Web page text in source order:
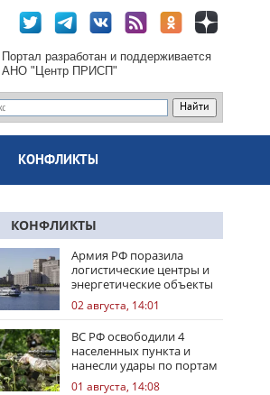
Портал разработан и поддерживается
АНО "Центр ПРИСП"
КОНФЛИКТЫ
КОНФЛИКТЫ
Армия РФ поразила
логистические центры и
энергетические объекты
Украины
02 августа, 14:01
ВС РФ освободили 4
населенных пункта и
нанесли удары по портам
Одессы
01 августа, 14:08